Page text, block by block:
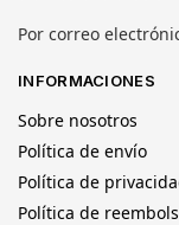
Por correo
INFORMACIONES
Sobre nosotros
Política de envío
Política de
Política de